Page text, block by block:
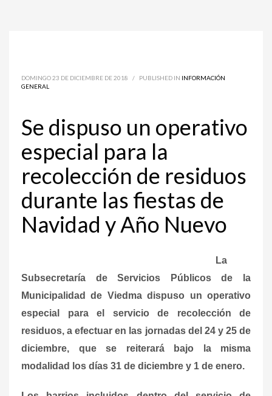
DOMINGO 23 DE DICIEMBRE DE 2018 / PUBLISHED IN INFORMACIÓN
GENERAL
Se dispuso un operativo
especial para la
recolección de residuos
durante las fiestas de
Navidad y Año Nuevo
La
Subsecretaría de Servicios Públicos de la
Municipalidad de Viedma dispuso un operativo
especial para el servicio de recolección de
residuos, a efectuar en las jornadas del 24 y 25 de
diciembre, que se reiterará bajo la misma
modalidad los días 31 de diciembre y 1 de enero.